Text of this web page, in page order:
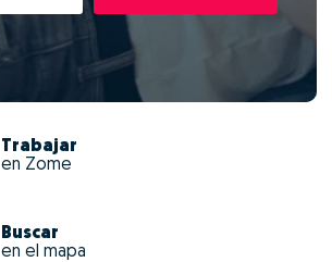
Trabajar
en Zome
Buscar
en el mapa